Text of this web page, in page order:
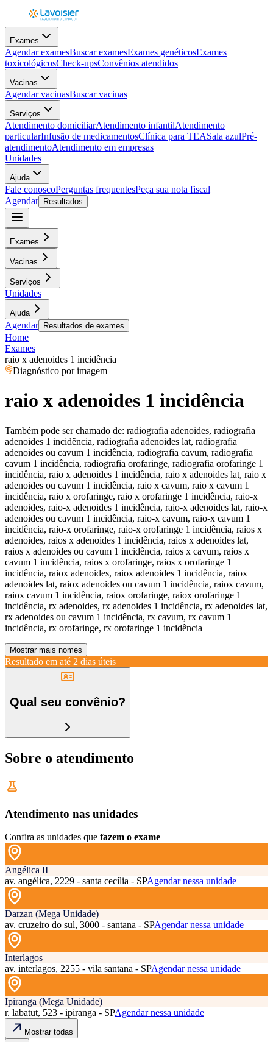
Exames
Agendar examesBuscar examesExames genéticosExames
toxicológicosCheck-upsConvênios atendidos
Vacinas
Agendar vacinasBuscar vacinas
Serviços
Atendimento domiciliarAtendimento infantilAtendimento
particularInfusão de medicamentosClínica para TEASala azulPré-
atendimentoAtendimento em empresas
Unidades
Ajuda
Fale conoscoPerguntas frequentesPeça sua nota fiscal
Agendar
Resultados
Exames
Vacinas
Serviços
Unidades
Ajuda
Agendar Resultados de exames
Home
Exames
raio x adenoides 1 incidência
Diagnóstico por imagem
raio x adenoides 1 incidência
Também pode ser chamado de: radiografia adenoides, radiografia
adenoides 1 incidência, radiografia adenoides lat, radiografia
adenoides ou cavum 1 incidência, radiografia cavum, radiografia
cavum 1 incidência, radiografia orofaringe, radiografia orofaringe 1
incidência, raio x adenoides 1 incidência, raio x adenoides lat, raio x
adenoides ou cavum 1 incidência, raio x cavum, raio x cavum 1
incidência, raio x orofaringe, raio x orofaringe 1 incidência, raio-x
adenoides, raio-x adenoides 1 incidência, raio-x adenoides lat, raio-x
adenoides ou cavum 1 incidência, raio-x cavum, raio-x cavum 1
incidência, raio-x orofaringe, raio-x orofaringe 1 incidência, raios x
adenoides, raios x adenoides 1 incidência, raios x adenoides lat,
raios x adenoides ou cavum 1 incidência, raios x cavum, raios x
cavum 1 incidência, raios x orofaringe, raios x orofaringe 1
incidência, raiox adenoides, raiox adenoides 1 incidência, raiox
adenoides lat, raiox adenoides ou cavum 1 incidência, raiox cavum,
raiox cavum 1 incidência, raiox orofaringe, raiox orofaringe 1
incidência, rx adenoides, rx adenoides 1 incidência, rx adenoides lat,
rx adenoides ou cavum 1 incidência, rx cavum, rx cavum 1
incidência, rx orofaringe, rx orofaringe 1 incidência
Mostrar mais nomes
Resultado em até 2 dias úteis
Qual seu convênio?
Sobre o atendimento
Atendimento nas unidades
Confira as unidades que fazem o exame
Angélica II
av. angélica, 2229 - santa cecília - SPAgendar nessa unidade
Darzan (Mega Unidade)
av. cruzeiro do sul, 3000 - santana - SPAgendar nessa unidade
Interlagos
av. interlagos, 2255 - vila santana - SPAgendar nessa unidade
Ipiranga (Mega Unidade)
r. labatut, 523 - ipiranga - SPAgendar nessa unidade
Mostrar todas